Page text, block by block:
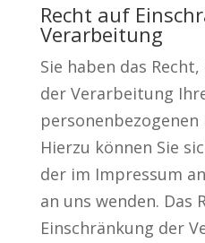
Recht auf
Verarbeitung
Sie haben das
der Verarbeitung
Hierzu können Sie
der im Impressum
an uns wenden. Das
Einschränkung der